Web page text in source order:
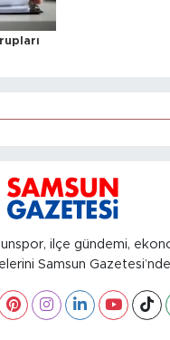
ilçe gündemi,
Samsun